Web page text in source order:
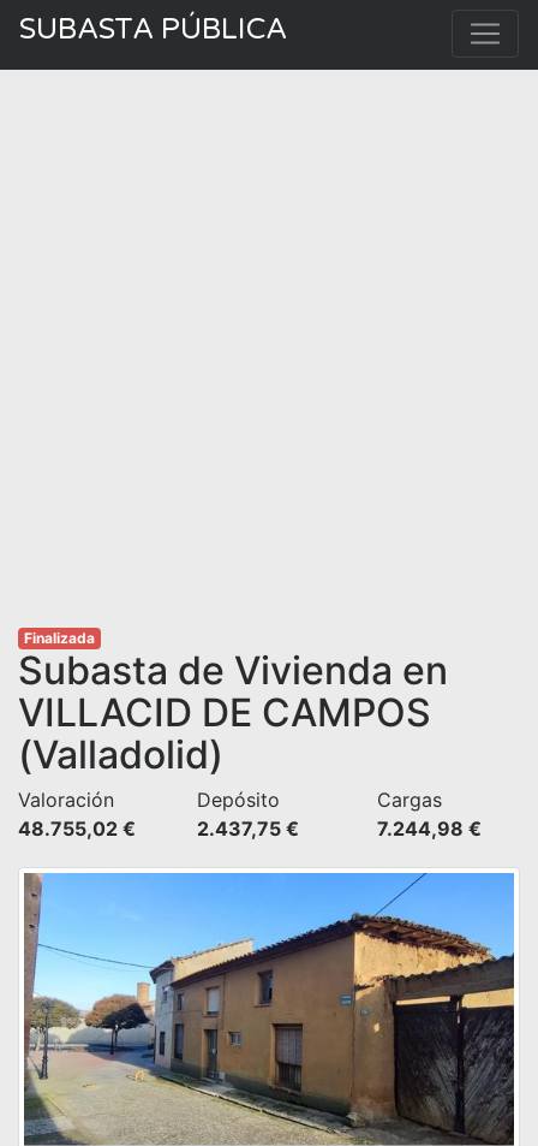
SUBASTA PÚBLICA
Finalizada
Subasta de Vivienda en
VILLACID DE CAMPOS
(Valladolid)
Valoración
48.755,02 €
Depósito
2.437,75 €
Cargas
7.244,98 €